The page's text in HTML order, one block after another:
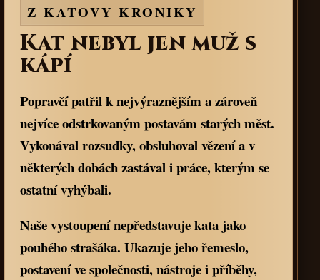
Z KATOVY KRONIKY
Kat nebyl jen muž s
kápí
Popravčí patřil k nejvýraznějším a zároveň
nejvíce odstrkovaným postavám starých měst.
Vykonával rozsudky, obsluhoval vězení a v
některých dobách zastával i práce, kterým se
ostatní vyhýbali.
Naše vystoupení nepředstavuje kata jako
pouhého strašáka. Ukazuje jeho řemeslo,
postavení ve společnosti, nástroje i příběhy,